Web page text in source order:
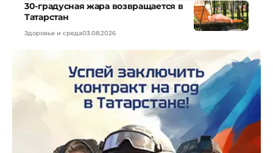
30-градусная жара возвращается в
Татарстан
Здоровье и среда03.08.2026